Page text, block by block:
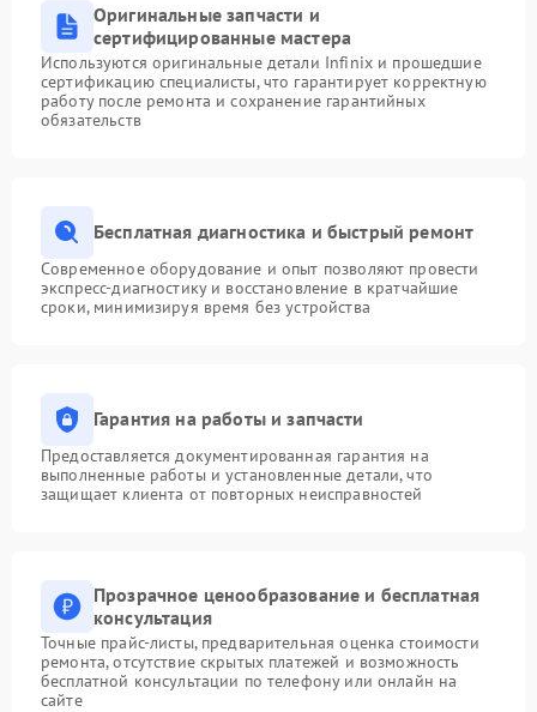
Оригинальные запчасти и
сертифицированные мастера
Используются оригинальные детали Infinix и прошедшие
сертификацию специалисты, что гарантирует корректную
работу после ремонта и сохранение гарантийных
обязательств
Бесплатная диагностика и быстрый ремонт
Современное оборудование и опыт позволяют провести
экспресс-диагностику и восстановление в кратчайшие
сроки, минимизируя время без устройства
Гарантия на работы и запчасти
Предоставляется документированная гарантия на
выполненные работы и установленные детали, что
защищает клиента от повторных неисправностей
Прозрачное ценообразование и бесплатная
консультация
Точные прайс-листы, предварительная оценка стоимости
ремонта, отсутствие скрытых платежей и возможность
бесплатной консультации по телефону или онлайн на
сайте